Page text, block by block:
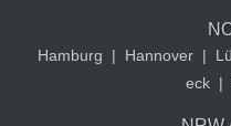
Hamburg | Hannover |
eck |